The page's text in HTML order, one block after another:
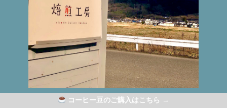
コーヒー豆のご購入はこちら →